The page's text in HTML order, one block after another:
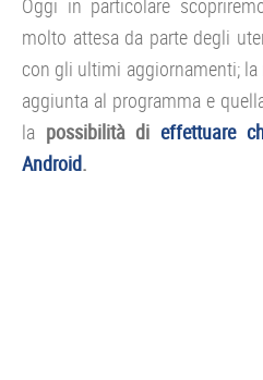
Oggi in particolare
molto attesa da parte degli
con gli ultimi aggiornamenti;
aggiunta al programma e
la possibilità dieffettuare
Android.